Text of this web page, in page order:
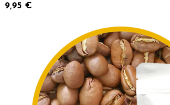
9,95 €